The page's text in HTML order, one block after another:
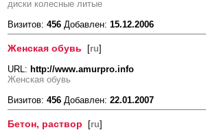
диски колесные литые
Визитов: 456 Добавлен: 15.12.2006
Женская обувь [ru]
URL: http://www.amurpro.info
Женская обувь
Визитов: 456 Добавлен: 22.01.2007
Бетон, раствор [ru]